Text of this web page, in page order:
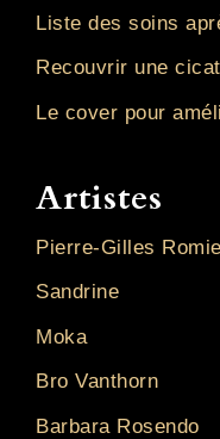
Liste des soins
Recouvrir une
Le cover pour
Artistes
Pierre-Gilles
Sandrine
Moka
Bro Vanthorn
Barbara Rosendo